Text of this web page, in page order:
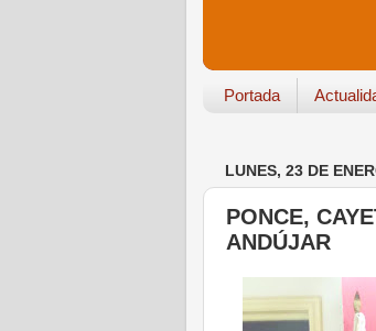
Portada
LUNES, 23 DE
PONCE,
ANDÚJAR